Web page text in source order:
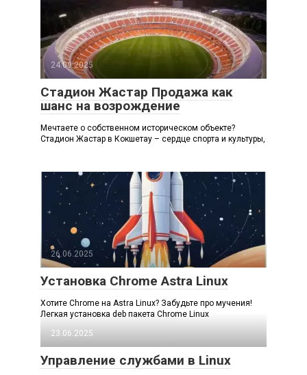
24.09.2025
Стадион Жастар Продажа как
шанс на возрождение
Мечтаете о собственном историческом объекте?
Стадион Жастар в Кокшетау – сердце спорта и культуры,
26.06.2025
Установка Chrome Astra Linux
Хотите Chrome на Astra Linux? Забудьте про мучения!
Легкая установка deb пакета Chrome Linux
23.06.2025
Управление службами в Linux